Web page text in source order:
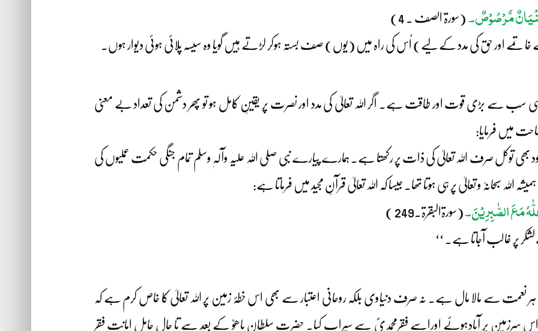
مَّرْصُوْصٌ۔ (سورۃ الصف ۔ 4)
خاتمے اور حق کی مدد کے لیے) اُس کی راہ میں (یوں) صف بستہ ہوکر لڑتے ہیں گویا وہ سیسہ پلائی ہوئی دیوار ہوں۔
سے بڑی قوت اور طاقت ہے۔ اگر اللہ تعالیٰ کی مدد اور نصرت پر یقینِ کامل ہو تو پھر دشمن کی تعداد بے معنی
میں فرمایا:
توکل صرف اللہ تعالیٰ کی ذات پر رکھتا ہے۔ ہمارے پیارے نبی صلی اللہ علیہ وآلہٖ وسلم تمام جنگی حکمت عملیوں کی
سبحانہٗ و تعالیٰ پر ہی ہوتا تھا۔ جیسا کہ اللہ تعالیٰ قرآنِ مجید میں فرماتا ہے:
مَعَ الصّٰبِرِیْنَ۔(سورۃالبقرۃ۔249 )
پر غالب آجاتا ہے۔ ‘‘
ہر نعمت سے مالا مال ہے۔ نہ صرف دنیاوی بلکہ روحانی اعتبار سے بھی اس خطۂ زمین پر اللہ تعالیٰ کا خاص کرم ہے کہ
اس سرزمین پر آبادہوئے اوراسے فقرِمحمدیؐ سے سیراب کیا۔ حضرت سلطان باھوؒ کے بعد سے تا حال حاملِ امانتِ فقر